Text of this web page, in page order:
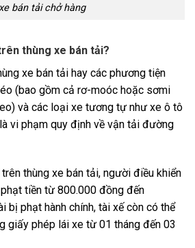
bán tải chở hàng
thùng xe bán tải?
xe bán tải hay các phương tiện
(bao gồm cả rơ-moóc hoặc sơmi
và các loại xe tương tự như xe ô tô
vi phạm quy định về vận tải đường
thùng xe bán tải, người điều khiển
tiền từ 800.000 đồng đến
bị phạt hành chính, tài xế còn có thể
giấy phép lái xe từ 01 tháng đến 03